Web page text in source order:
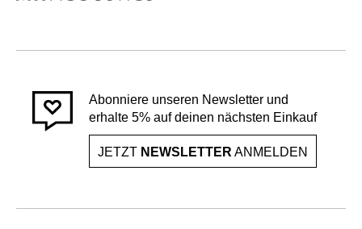
Abonniere unseren Newsletter und
erhalte 5% auf deinen nächsten Einkauf
JETZT NEWSLETTER ANMELDEN